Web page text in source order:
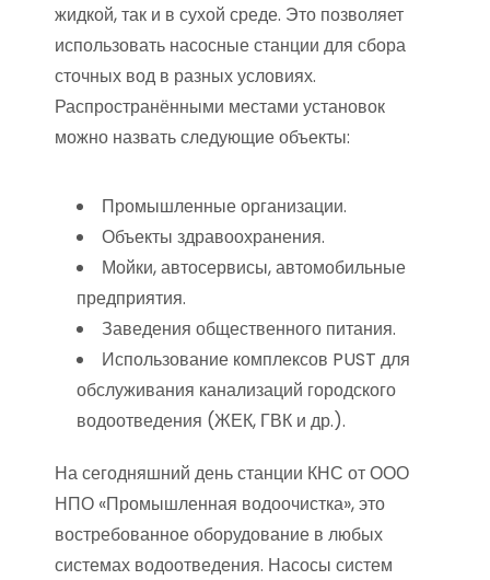
жидкой, так и в сухой среде. Это позволяет
использовать насосные станции для сбора
сточных вод в разных условиях.
Распространёнными местами установок
можно назвать следующие объекты:
Промышленные организации.
Объекты здравоохранения.
Мойки, автосервисы, автомобильные
предприятия.
Заведения общественного питания.
Использование комплексов PUST для
обслуживания канализаций городского
водоотведения (ЖЕК, ГВК и др.).
На сегодняшний день станции КНС от ООО
НПО «Промышленная водоочистка», это
востребованное оборудование в любых
системах водоотведения. Насосы систем